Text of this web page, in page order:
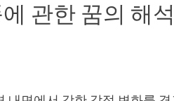
관한 꿈의 해석